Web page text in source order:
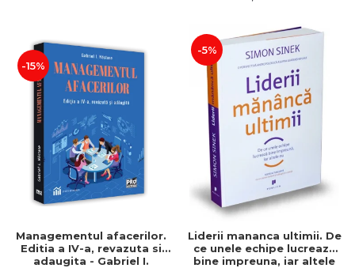
-15%
Managementul afacerilor.
Editia a IV-a, revazuta si
adaugita - Gabriel I.
-5%
Liderii mananca ultimii. De
ce unele echipe lucreaza
bine impreuna, iar altele